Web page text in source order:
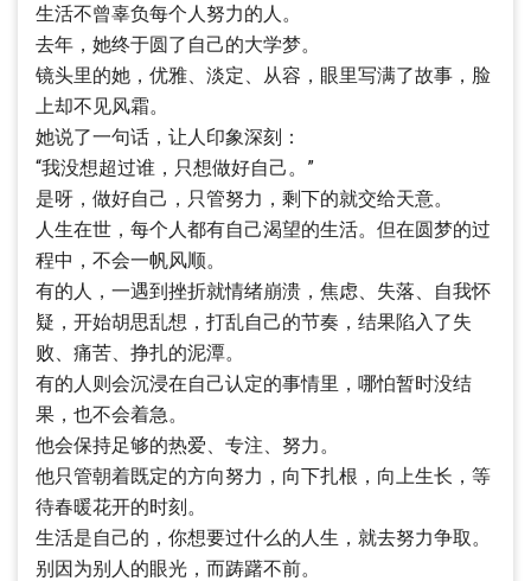
生活不曾辜负每个人努力的人。
去年，她终于圆了自己的大学梦。
镜头里的她，优雅、淡定、从容，眼里写满了故事，脸
上却不见风霜。
她说了一句话，让人印象深刻：
“我没想超过谁，只想做好自己。”
是呀，做好自己，只管努力，剩下的就交给天意。
人生在世，每个人都有自己渴望的生活。但在圆梦的过
程中，不会一帆风顺。
有的人，一遇到挫折就情绪崩溃，焦虑、失落、自我怀
疑，开始胡思乱想，打乱自己的节奏，结果陷入了失
败、痛苦、挣扎的泥潭。
有的人则会沉浸在自己认定的事情里，哪怕暂时没结
果，也不会着急。
他会保持足够的热爱、专注、努力。
他只管朝着既定的方向努力，向下扎根，向上生长，等
待春暖花开的时刻。
生活是自己的，你想要过什么的人生，就去努力争取。
别因为别人的眼光，而踌躇不前。